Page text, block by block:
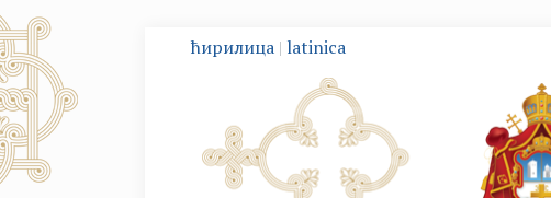
ћирилица | latinica